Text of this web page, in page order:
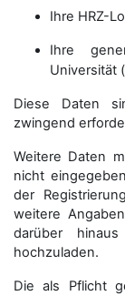
Ihre HRZ-
Ihre
Universität (
Diese Daten
zwingend
Weitere Daten
nicht
der
weitere
darüber
hochzuladen.
Die als Pflicht